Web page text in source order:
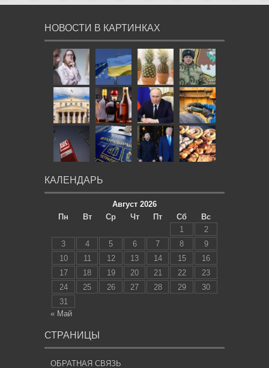
НОВОСТИ В КАРТИНКАХ
КАЛЕНДАРЬ
Август 2026
Пн
Вт Ср Чт Пт Сб
Вс
1
2
3
4 5 6 7 8
9
10
11 12 13 14 15
16
17
18 19 20 21 22
23
24
25 26 27 28 29
30
31
« Май
СТРАНИЦЫ
ОБРАТНАЯ СВЯЗЬ